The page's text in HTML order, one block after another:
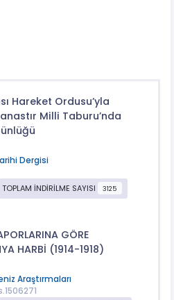
Hareket Ordusu’yla
Milli Taburu’nda
Dergisi
TOPLAM İNDİRİLME SAYISI 3125
GÖRE
HARBİ (1914-1918)
Araştırmaları